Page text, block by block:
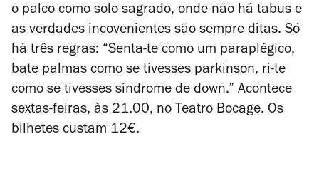
o palco como solo sagrado, onde não há tabus e
as verdades incovenientes são sempre ditas. Só
há três regras: “Senta-te como um paraplégico,
bate palmas como se tivesses parkinson, ri-te
como se tivesses síndrome de down.” Acontece
sextas-feiras, às 21.00, no Teatro Bocage. Os
bilhetes custam 12€.